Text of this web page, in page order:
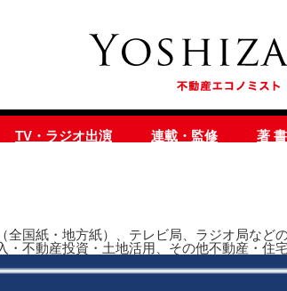
TV・ラジオ出演 連載・監修 著 書
全国紙・地方紙）、テレビ局、ラジオ局など
・不動産投資・土地活用、その他不動産・住